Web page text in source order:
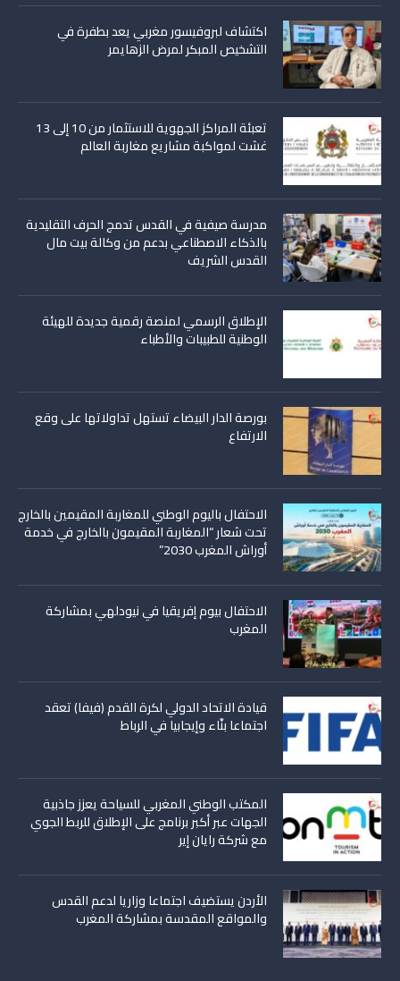
اكتشاف لبروفيسور مغربي يعد بطفرة في
التشخيص المبكر لمرض الزهايمر
تعبئة المراكز الجهوية للاستثمار من 10 إلى 13
غشت لمواكبة مشاريع مغاربة العالم
مدرسة صيفية في القدس تدمج الحرف التقليدية
بالذكاء الاصطناعي بدعم من وكالة بيت مال
القدس الشريف
الإطلاق الرسمي لمنصة رقمية جديدة للهيئة
الوطنية للطبيبات والأطباء
بورصة الدار البيضاء تستهل تداولاتها على وقع
الارتفاع
الاحتفال باليوم الوطني للمغاربة المقيمين بالخارج
تحت شعار “المغاربة المقيمون بالخارج في خدمة
أوراش المغرب 2030”
الاحتفال بيوم إفريقيا في نيودلهي بمشاركة
المغرب
قيادة الاتحاد الدولي لكرة القدم (فيفا) تعقد
اجتماعا بنّاء وإيجابيا في الرباط
المكتب الوطني المغربي للسياحة يعزز جاذبية
الجهات عبر أكبر برنامج على الإطلاق للربط الجوي
مع شركة رايان إير
الأردن يستضيف اجتماعا وزاريا لدعم القدس
والمواقع المقدسة بمشاركة المغرب